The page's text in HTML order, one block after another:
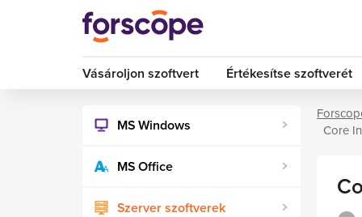
Vásároljon szoftvert Értékesítse szoftverét
MS Windows
MS Office
Szerver szoftverek
Core